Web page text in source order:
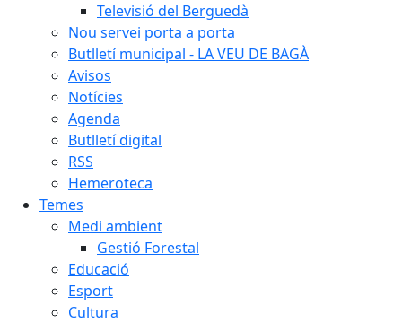
Televisió del Berguedà
Nou servei porta a porta
Butlletí municipal - LA VEU DE BAGÀ
Avisos
Notícies
Agenda
Butlletí digital
RSS
Hemeroteca
Temes
Medi ambient
Gestió Forestal
Educació
Esport
Cultura